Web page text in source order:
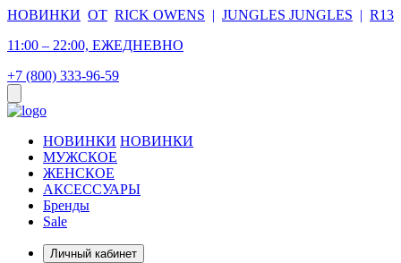
НОВИНКИ ОТ RICK OWENS | JUNGLES JUNGLES | R13
11:00 – 22:00, ЕЖЕДНЕВНО
+7 (800) 333-96-59
НОВИНКИ НОВИНКИ
МУЖСКОЕ
ЖЕНСКОЕ
АКСЕССУАРЫ
Бренды
Sale
Личный кабинет